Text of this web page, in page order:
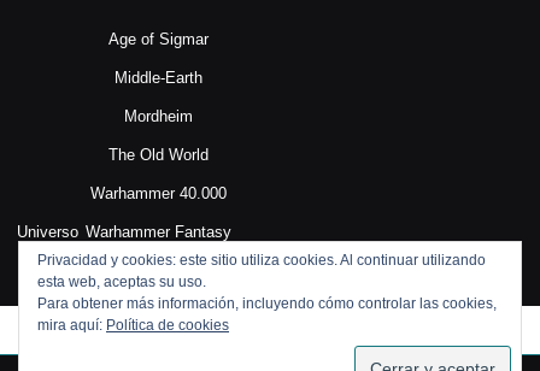
Universo
Age of Sigmar
Middle-Earth
Mordheim
The Old World
Warhammer 40.000
Warhammer Fantasy
SUSCRIBIRSE
Privacidad y cookies: este sitio utiliza cookies. Al continuar utilizando
esta web, aceptas su uso.
Para obtener más información, incluyendo cómo controlar las cookies,
mira aquí: Política de cookies